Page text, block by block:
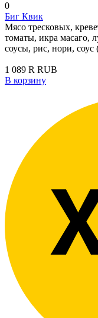
0
Биг Квик
Мясо тресковых,
томаты, икра масаго,
соусы, рис, нори,
1 089 R RUB
В корзину